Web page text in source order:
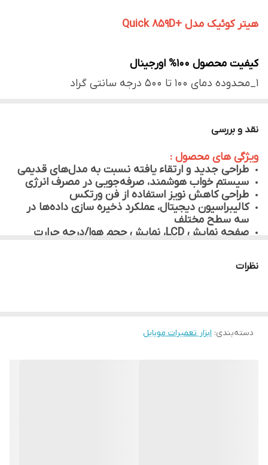
میزان خروجی حرارت
دما
100°C-500°C هیتر کوئیک مدل +Quick 859D
کیفیت محصول 100% اورجینال
1_محدوده دمای 100 تا 500 درجه سانتی گراد
3_(هیتر/هواگرم) تک کاره
نقد و بررسی
ویژگی های محصول :
طراحی جدید و ارتقاء یافته نسبت به مدل‌های قدیمی
سیستم خواب هوشمند، صرفه‌جویی در مصرف انرژی
طراحی کاهش نویز استفاده از فن ورتکس
کالیبراسیون دیجیتال، عملکرد ذخیره سازی داده‌ها در
سه سطح مختلف
صفحه نمایش LCD، نمایش حجم هوا/درجه حرارت
طولانی مدت از دستگاه
نظرات
دسته‌بندی: ابزار تعمیرات موبایل